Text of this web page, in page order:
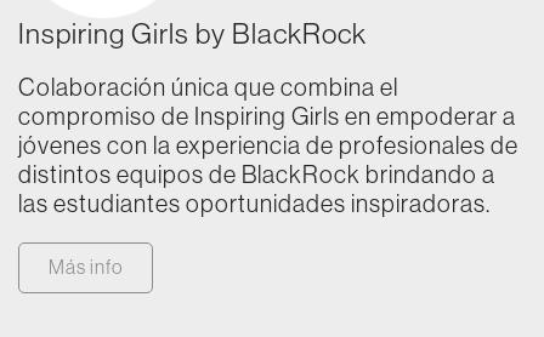
Inspiring Girls by BlackRock
Colaboración única que combina el
compromiso de Inspiring Girls en empoderar a
jóvenes con la experiencia de profesionales de
distintos equipos de BlackRock brindando a
las estudiantes oportunidades inspiradoras.
Más info